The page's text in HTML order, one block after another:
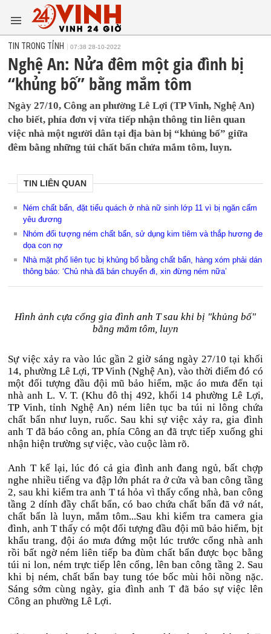
TIN TRONG TỈNH 07:38 28-10-2022
Nghệ An: Nửa đêm một gia đình bị
“khủng bố” bằng mắm tôm
Ngày 27/10, Công an phường Lê Lợi (TP Vinh, Nghệ An)
cho biết, phía đơn vị vừa tiếp nhận thông tin liên quan
việc nhà một người dân tại địa bàn bị “khủng bố” giữa
đêm bằng những túi chất bẩn chứa mắm tôm, luyn.
TIN LIÊN QUAN
Ném chất bẩn, đặt tiểu quách ở nhà nữ sinh lớp 11 vì bị ngăn cấm
yêu đương
Nhóm đối tượng ném chất bẩn, sử dụng kim tiêm và thắp hương đe
dọa con nợ
Nhà mặt phố liên tục bị khủng bố bằng chất bẩn, hàng xóm phải dán
thông báo: ‘Chủ nhà đã bán chuyển đi, xin đừng ném nữa’
Hình ảnh cựa cổng gia đình anh T sau khi bị "khủng bố"
bằng mắm tôm, luyn
Sự việc xảy ra vào lúc gần 2 giờ sáng ngày 27/10 tại khối
14, phường Lê Lợi, TP Vinh (Nghệ An), vào thời điểm đó có
một đối tượng đầu đội mũ bảo hiểm, mặc áo mưa đến tại
nhà anh L. V. T. (Khu đô thị 492, khối 14 phường Lê Lợi,
TP Vinh, tỉnh Nghệ An) ném liên tục ba túi ni lông chứa
chất bẩn như luyn, ruốc. Sau khi sự việc xảy ra, gia đình
anh T đã báo công an, phía Công an đã trực tiếp xuống ghi
nhận hiện trường sự việc, vào cuộc làm rõ.
Anh T kể lại, lúc đó cả gia đình anh đang ngủ, bất chợp
nghe nhiều tiếng va đập lớn phát ra ở cửa và ban công tầng
2, sau khi kiểm tra anh T tá hỏa vì thấy cổng nhà, ban công
tầng 2 dính đầy chất bẩn, có bao chứa chất bẩn đã vớ nát,
chất bẩn là luyn, mắm tôm...Sau khi kiểm tra camera gia
đình, anh T thấy có một đối tượng đầu đội mũ bảo hiểm, bịt
khẩu trang, đội áo mưa đứng một lúc trước cổng nhà anh
rồi bất ngờ ném liên tiếp ba đùm chất bẩn được bọc bằng
túi ni lon, ném trực tiếp lên cổng, lên ban công tầng 2. Sau
khi bị ném, chất bẩn bay tung tóe bốc mùi hôi nồng nặc.
Sáng sớm cùng ngày, gia đình anh T đã báo sự việc lên
Công an phường Lê Lợi.